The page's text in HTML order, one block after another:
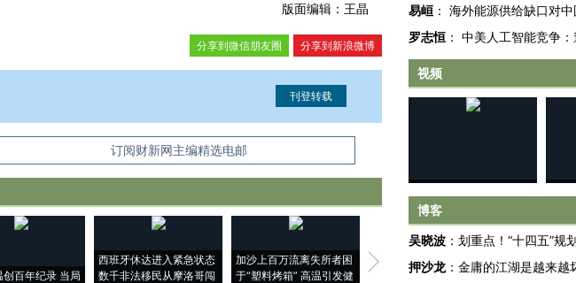
版面编辑：王晶
分享到新浪微博
分享到微信朋友圈
相关信息。经确认即可刊登转载。订阅财新网主编精选电邮
创百年纪录 当局
西班牙休达进入紧急状态
数千非法移民从摩洛哥闯
加沙上百万流离失所者困
于“塑料烤箱” 高温引发健
马航飞行员跨国走私7万
粒摇头丸 尿检体内含3种
泽连斯基密集
易峘 ： 海外能源供给缺口对
罗志恒 ： 中美人工智能竞争
视频
博客
吴晓波 ： 划重点！“十四五”规
押沙龙 ： 金庸的江湖是越来越